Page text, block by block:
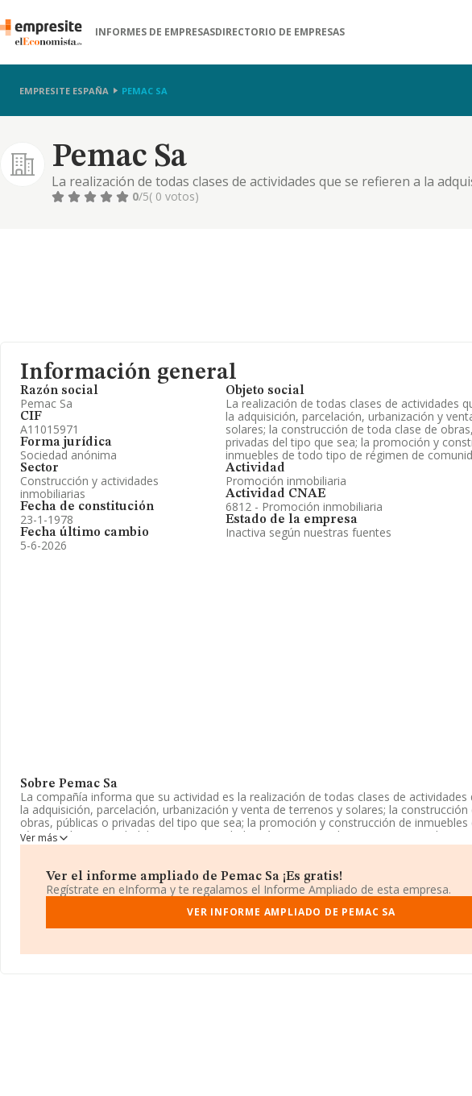
INFORMES DE EMPRESASDIRECTORIO DE EMPRESAS
EMPRESITE ESPAÑA PEMAC SA
Pemac Sa
La realización de todas clases de actividades que se refieren a la
urbanización y venta de terrenos y solares; la construcción de toda
0/5( 0 votos)
Información general
Razón social
Pemac Sa
CIF
A11015971
Forma jurídica
Sociedad anónima
Sector
Construcción y actividades
inmobiliarias
Fecha de constitución
23-1-1978
Fecha último cambio
5-6-2026
Objeto social
La realización de todas clases de actividades
la adquisición, parcelación, urbanización y
solares; la construcción de toda clase de
privadas del tipo que sea; la promoción y
inmuebles de todo tipo de régimen de
Actividad
Promoción inmobiliaria
Actividad CNAE
6812 - Promoción inmobiliaria
Estado de la empresa
Inactiva según nuestras fuentes
Sobre Pemac Sa
La compañía informa que su actividad es la realización de todas clases de actividades
la adquisición, parcelación, urbanización y venta de terrenos y solares; la
obras, públicas o privadas del tipo que sea; la promoción y construcción de
régimen de comunidad, bien s. La sociedad está inscrita en el Registro Mercantil
Anónima. Su actividad CNAE es '%cnae%' con código 6812. La empresa no tiene
Para más información es posible contactar a través del teléfono 956571425.
, con CIF A11015971, se encuentra en Plaza Alta núm. 7 Piso 2
(11201), Algeciras, provincia de Cádiz, Andalucía.
En base a la información de la que dispone INFORMA sobre 231.218 compañías, en
Ver más
Ver el informe ampliado de Pemac Sa ¡Es gratis!
Regístrate en eInforma y te regalamos el Informe Ampliado de esta empresa.
VER INFORME AMPLIADO DE PEMAC SA